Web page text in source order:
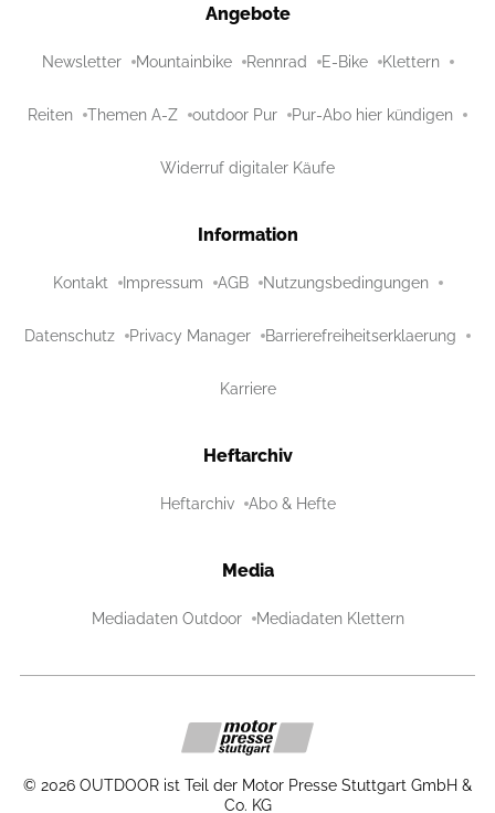
Angebote
Newsletter Mountainbike Rennrad E-Bike Klettern
Reiten Themen A-Z outdoor Pur Pur-Abo hier kündigen
Widerruf digitaler Käufe
Information
Kontakt Impressum AGB Nutzungsbedingungen
Datenschutz Privacy Manager Barrierefreiheitserklaerung
Karriere
Heftarchiv
Heftarchiv Abo & Hefte
Media
Mediadaten Outdoor Mediadaten Klettern
© 2026 OUTDOOR ist Teil der Motor Presse Stuttgart GmbH &
Co. KG